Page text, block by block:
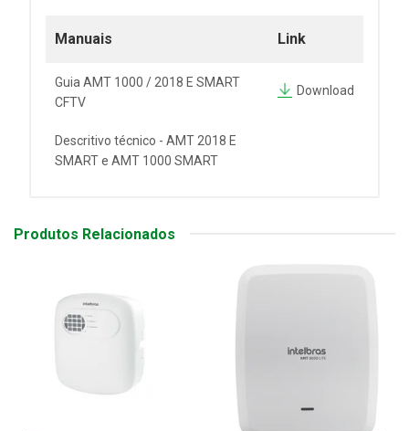
Manuais Link
Guia AMT 1000 / 2018 E SMART
CFTV
Download
Descritivo técnico - AMT 2018 E
SMART e AMT 1000 SMART
Produtos Relacionados